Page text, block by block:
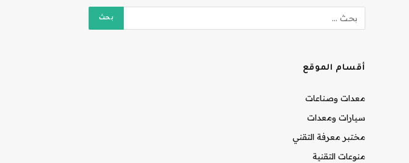
أقسام الموقع
معدات وصناعات
سيارات ومعدات
مختبر معرفة التقني
منوعات التقنية